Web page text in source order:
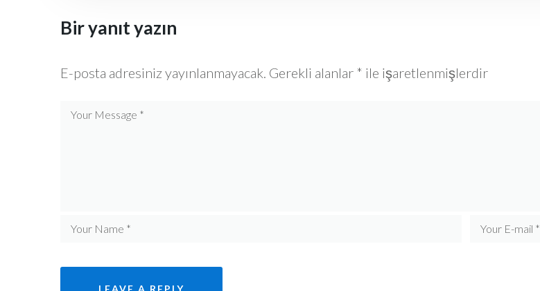
Bir yanıt yazın
E-posta adresiniz yayınlanmayacak. Gerekli alanlar * ile işaretlenmişlerdir